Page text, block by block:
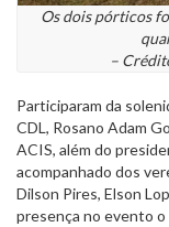
Os dois pórticos
–
Participaram da
CDL, Rosano Adam
ACIS, além do
acompanhado dos
Dilson Pires, Elson
presença no evento